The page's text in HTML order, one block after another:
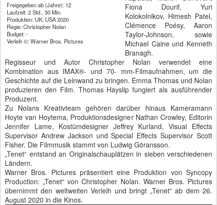
Freigegeben ab (Jahre): 12
Laufzeit: 2 Std., 30 Min.
Produktion: UK, USA 2020
Regie: Christopher Nolan
Budget: -
Verleih ©: Warner Bros. Pictures
Fiona Dourif, Yuri
Kolokolnikov, Himesh Patel,
Clémence Poésy, Aaron
Taylor-Johnson, sowie
Michael Caine und Kenneth
Branagh.
Regisseur und Autor Christopher Nolan verwendet eine
Kombination aus IMAX®- und 70- mm-Filmaufnahmen, um die
Geschichte auf die Leinwand zu bringen. Emma Thomas und Nolan
produzieren den Film. Thomas Hayslip fungiert als ausführender
Produzent.
Zu Nolans Kreativteam gehören darüber hinaus Kameramann
Hoyte van Hoytema, Produktionsdesigner Nathan Crowley, Editorin
Jennifer Lame, Kostümdesigner Jeffrey Kurland, Visual Effects
Supervisor Andrew Jackson und Special Effects Supervisor Scott
Fisher. Die Filmmusik stammt von Ludwig Göransson.
„Tenet“ entstand an Originalschauplätzen in sieben verschiedenen
Ländern.
Warner Bros. Pictures präsentiert eine Produktion von Syncopy
Production: „Tenet“ von Christopher Nolan. Warner Bros. Pictures
übernimmt den weltweiten Verleih und bringt „Tenet“ ab dem 26.
August 2020 in die Kinos.